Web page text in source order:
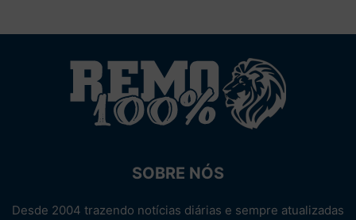
SOBRE NÓS
Desde 2004 trazendo notícias diárias e sempre atualizadas